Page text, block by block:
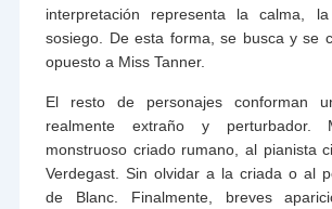
interpretación representa la calma,
sosiego. De esta forma, se busca y se
opuesto a Miss Tanner.
El resto de personajes conforman
realmente extraño y
monstruoso criado rumano, al pianista
Verdegast. Sin olvidar a la criada o al
de Blanc. Finalmente, breves